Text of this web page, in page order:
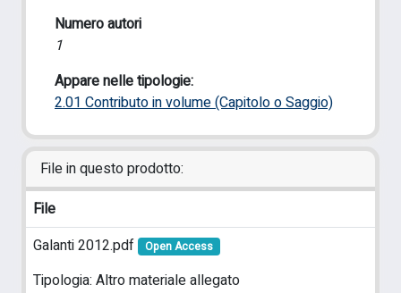
Numero autori
1
Appare nelle tipologie:
2.01 Contributo in volume (Capitolo o Saggio)
File in questo prodotto:
File
Galanti 2012.pdf
Open Access
Tipologia: Altro materiale allegato